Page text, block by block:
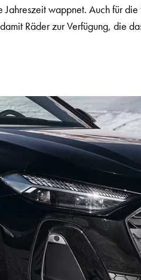
wappnet. Auch für
Räder zur Verfügung, die